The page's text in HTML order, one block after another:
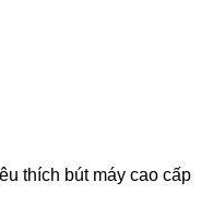
thích bút máy cao cấp